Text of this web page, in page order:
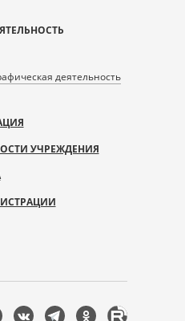
деятельность
УЧРЕЖДЕНИЯ